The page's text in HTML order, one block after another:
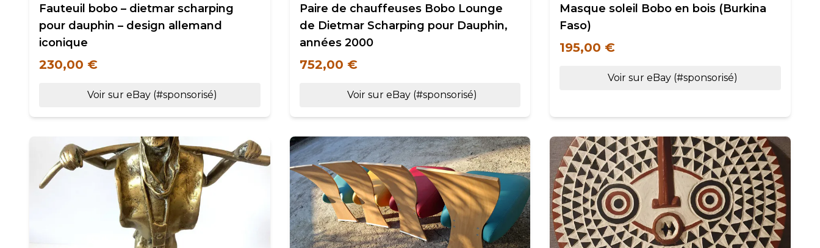
Fauteuil bobo – dietmar scharping
pour dauphin – design allemand
iconique
230,00 €
Voir sur eBay (#sponsorisé)
Paire de chauffeuses Bobo Lounge
de Dietmar Scharping pour Dauphin,
années 2000
752,00 €
Voir sur eBay (#sponsorisé)
Masque soleil Bobo en bois (Burkina
Faso)
195,00 €
Voir sur eBay (#sponsorisé)